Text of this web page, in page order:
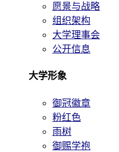
愿景与战略
组织架构
大学理事会
公开信息
大学形象
御冠徽章
粉红色
雨树
御赐学袍